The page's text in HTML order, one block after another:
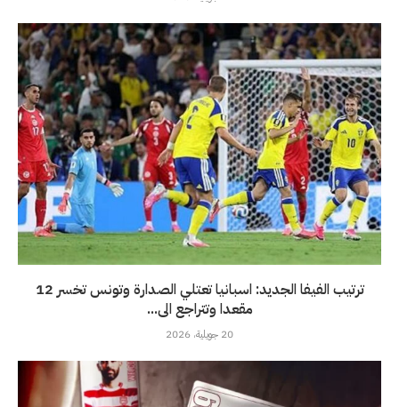
ترتيب الفيفا الجديد: اسبانيا تعتلي الصدارة وتونس تخسر 12
مقعدا وتتراجع الى...
20 جويلية، 2026